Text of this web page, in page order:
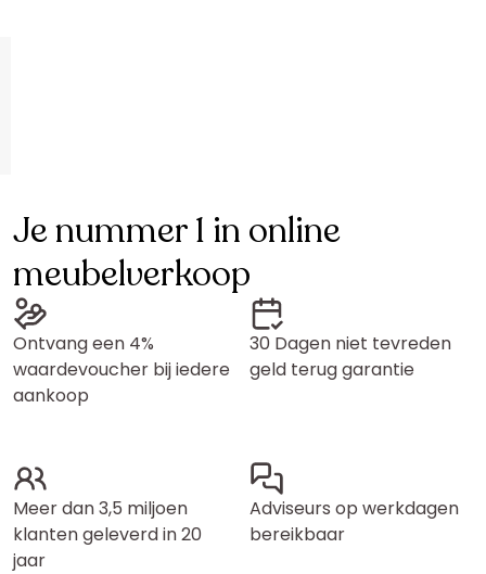
Je nummer 1 in online
meubelverkoop
Ontvang een 4%
waardevoucher bij iedere
aankoop
30 Dagen niet tevreden
geld terug garantie
Meer dan 3,5 miljoen
klanten geleverd in 20
jaar
Adviseurs op werkdagen
bereikbaar